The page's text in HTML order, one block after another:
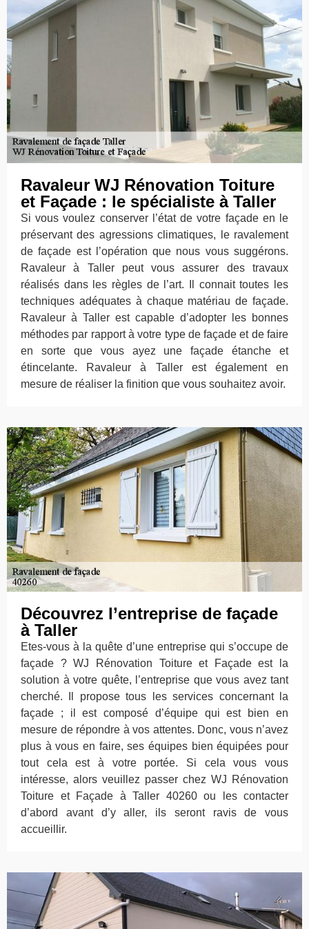
Ravaleur WJ Rénovation Toiture
et Façade : le spécialiste à Taller
Si vous voulez conserver l’état de votre façade en le
préservant des agressions climatiques, le ravalement
de façade est l’opération que nous vous suggérons.
Ravaleur à Taller peut vous assurer des travaux
réalisés dans les règles de l’art. Il connait toutes les
techniques adéquates à chaque matériau de façade.
Ravaleur à Taller est capable d’adopter les bonnes
méthodes par rapport à votre type de façade et de faire
en sorte que vous ayez une façade étanche et
étincelante. Ravaleur à Taller est également en
mesure de réaliser la finition que vous souhaitez avoir.
Découvrez l’entreprise de façade
à Taller
Etes-vous à la quête d’une entreprise qui s’occupe de
façade ? WJ Rénovation Toiture et Façade est la
solution à votre quête, l’entreprise que vous avez tant
cherché. Il propose tous les services concernant la
façade ; il est composé d’équipe qui est bien en
mesure de répondre à vos attentes. Donc, vous n’avez
plus à vous en faire, ses équipes bien équipées pour
tout cela est à votre portée. Si cela vous vous
intéresse, alors veuillez passer chez WJ Rénovation
Toiture et Façade à Taller 40260 ou les contacter
d’abord avant d’y aller, ils seront ravis de vous
accueillir.